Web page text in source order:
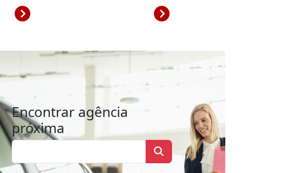
Encontrar agência
próxima